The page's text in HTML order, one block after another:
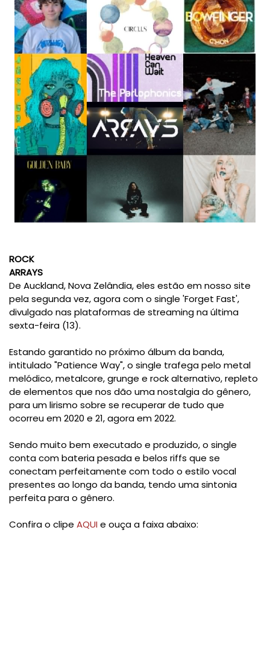
ROCK
ARRAYS
De Auckland, Nova Zelândia, eles estão em nosso site
pela segunda vez, agora com o single 'Forget Fast',
divulgado nas plataformas de streaming na última
sexta-feira (13).
Estando garantido no próximo álbum da banda,
intitulado "Patience Way", o single trafega pelo metal
melódico, metalcore, grunge e rock alternativo, repleto
de elementos que nos dão uma nostalgia do gênero,
para um lirismo sobre se recuperar de tudo que
ocorreu em 2020 e 21, agora em 2022.
Sendo muito bem executado e produzido, o single
conta com bateria pesada e belos riffs que se
conectam perfeitamente com todo o estilo vocal
presentes ao longo da banda, tendo uma sintonia
perfeita para o gênero.
Confira o clipe AQUIe ouça a faixa abaixo: